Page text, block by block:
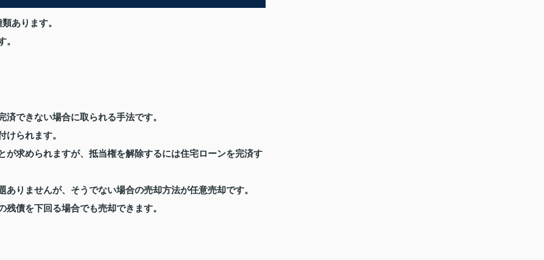
あります。
。
できない場合に取られる手法です。
けられます。
が求められますが、抵当権を解除するには住宅ローンを完済す
りませんが、そうでない場合の売却方法が任意売却です。
債を下回る場合でも売却できます。